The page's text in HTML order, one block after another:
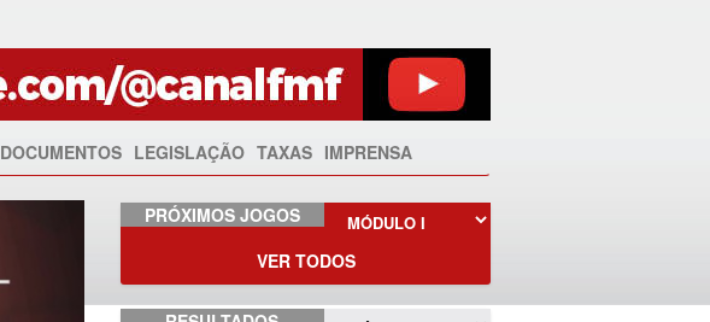
DOCUMENTOS LEGISLAÇÃO TAXAS IMPRENSA
PRÓXIMOS JOGOS
VER TODOS